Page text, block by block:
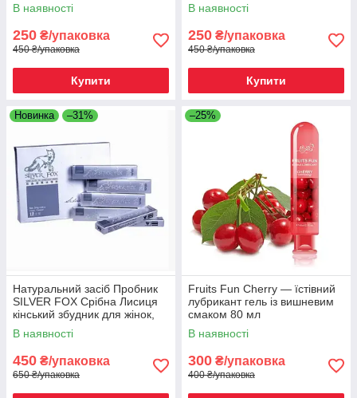
В наявності
250 ₴/упаковка
450 ₴/упаковка
Купити
В наявності
250 ₴/упаковка
450 ₴/упаковка
Купити
Новинка –31%
Натуральний засіб Пробник
SILVER FOX Срібна Лисиця
кінський збудник для жінок,
Київ
В наявності
450 ₴/упаковка
650 ₴/упаковка
–25%
Fruits Fun Cherry — їстівний
лубрикант гель із вишневим
смаком 80 мл
В наявності
300 ₴/упаковка
400 ₴/упаковка